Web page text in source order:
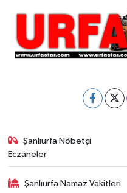
Şanlıurfa Nöbetçi
Eczaneler
Şanlıurfa Namaz Vakitleri